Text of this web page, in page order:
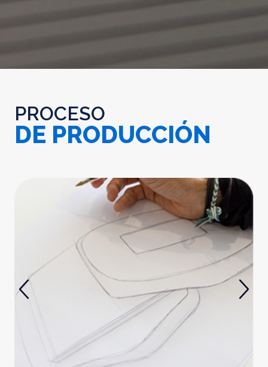
PROCESO
DE PRODUCCIÓN